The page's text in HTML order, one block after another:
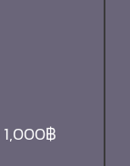
1,000฿